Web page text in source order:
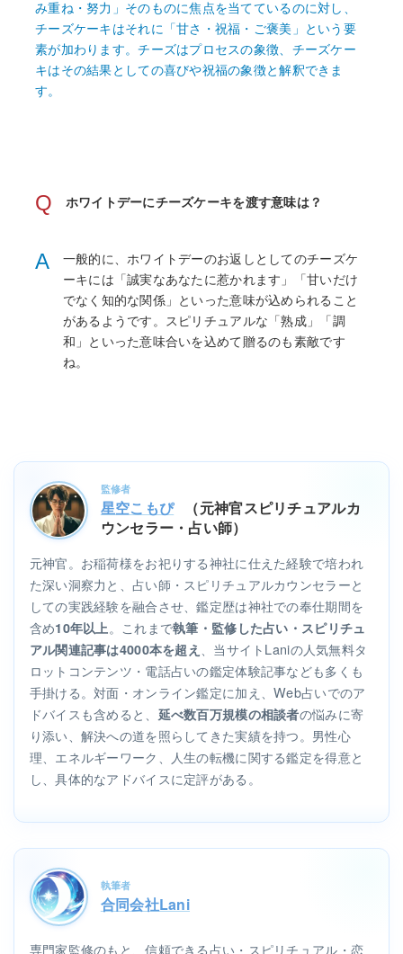
み重ね・努力」そのものに焦点を当てているのに対し、
チーズケーキはそれに「甘さ・祝福・ご褒美」という要
素が加わります。チーズはプロセスの象徴、チーズケー
キはその結果としての喜びや祝福の象徴と解釈できま
す。
Q ホワイトデーにチーズケーキを渡す意味は？
A
一般的に、ホワイトデーのお返しとしてのチーズケ
ーキには「誠実なあなたに惹かれます」「甘いだけ
でなく知的な関係」といった意味が込められること
があるようです。スピリチュアルな「熟成」「調
和」といった意味合いを込めて贈るのも素敵です
ね。
監修者
星空こもぴ
（元神官スピリチュアルカ
ウンセラー・占い師）
元神官。お稲荷様をお祀りする神社に仕えた経験で培われ
た深い洞察力と、占い師・スピリチュアルカウンセラーと
しての実践経験を融合させ、鑑定歴は神社での奉仕期間を
含め10年以上。これまで執筆・監修した占い・スピリチュ
アル関連記事は4000本を超え 、当サイトLaniの人気無料タ
ロットコンテンツ・電話占いの鑑定体験記事なども多くも
手掛ける。対面・オンライン鑑定に加え、Web占いでのア
ドバイスも含めると、 延べ数百万規模の相談者の悩みに寄
り添い、解決への道を照らしてきた実績を持つ。男性心
理、エネルギーワーク、人生の転機に関する鑑定を得意と
し、具体的なアドバイスに定評がある。
執筆者
合同会社Lani
専門家監修のもと、信頼できる占い・スピリチュアル・恋